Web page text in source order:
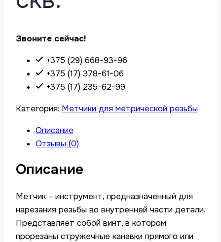
Звоните сейчас!
+375 (29) 668-93-96
+375 (17) 378-61-06
+375 (17) 235-62-99
Категория: Метчики для метрической резьбы
Описание
Отзывы (0)
Описание
Метчик – инструмент, предназначенный для
нарезания резьбы во внутренней части детали.
Представляет собой винт, в котором
прорезаны стружечные канавки прямого или